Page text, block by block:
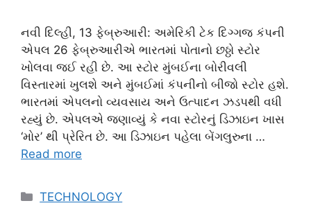
નવી દિલ્હી, 13 ફેબ્રુઆરી: અમેરિકી ટેક દિગ્ગજ કંપની
એપલ 26 ફેબ્રુઆરીએ ભારતમાં પોતાનો છઠ્ઠો સ્ટોર
ખોલવા જઈ રહી છે. આ સ્ટોર મુંબઈના બોરીવલી
વિસ્તારમાં ખુલશે અને મુંબઈમાં કંપનીનો બીજો સ્ટોર હશે.
ભારતમાં એપલનો વ્યવસાય અને ઉત્પાદન ઝડપથી વધી
રહ્યું છે. એપલએ જણાવ્યું કે નવા સ્ટોરનું ડિઝાઇન ખાસ
‘મોર’ થી પ્રેરિત છે. આ ડિઝાઇન પહેલા બેંગલુરુના …
Read more
Categories
TECHNOLOGY